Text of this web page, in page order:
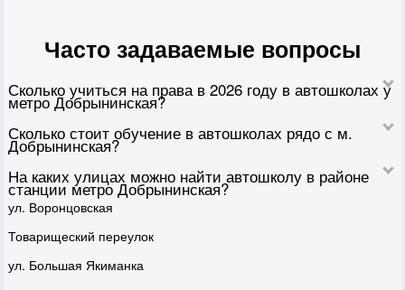
Часто задаваемые вопросы
Сколько учиться на права в 2026 году в автошколах у
метро Добрынинская?
Сколько стоит обучение в автошколах рядо с м.
Добрынинская?
На каких улицах можно найти автошколу в районе
станции метро Добрынинская?
ул. Воронцовская
Товарищеский переулок
ул. Большая Якиманка